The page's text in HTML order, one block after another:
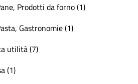
Prodotti da forno (1)
Gastronomie (1)
utilità (7)
(1)